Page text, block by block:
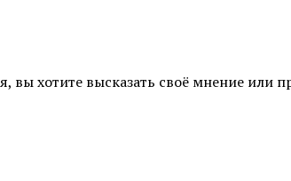
вы хотите высказать своё мнение